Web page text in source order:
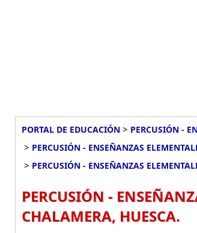
PORTAL DE EDUCACIÓN > PERCUSIÓN -
> PERCUSIÓN - ENSEÑANZAS
> PERCUSIÓN - ENSEÑANZAS
PERCUSIÓN -
CHALAMERA, HUESCA.